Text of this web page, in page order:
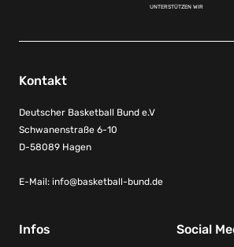
UNTERSTÜTZEN WIR
Kontakt
Deutscher Basketball Bund e.V
Schwanenstraße 6-10
D-58089 Hagen
E-Mail: info@basketball-bund.de
Infos Social